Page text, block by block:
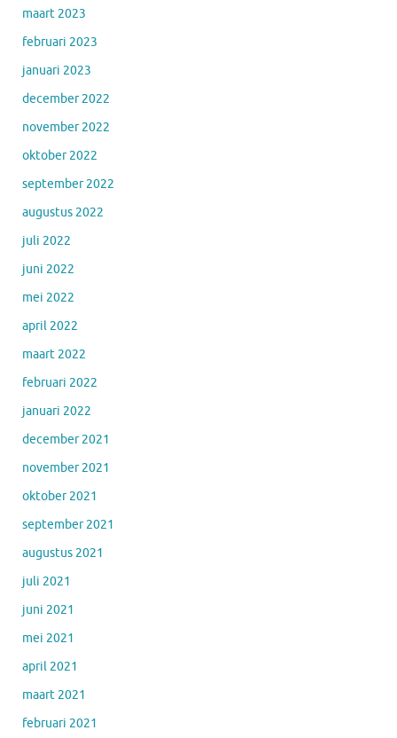
maart 2023
februari 2023
januari 2023
december 2022
november 2022
oktober 2022
september 2022
augustus 2022
juli 2022
juni 2022
mei 2022
april 2022
maart 2022
februari 2022
januari 2022
december 2021
november 2021
oktober 2021
september 2021
augustus 2021
juli 2021
juni 2021
mei 2021
april 2021
maart 2021
februari 2021